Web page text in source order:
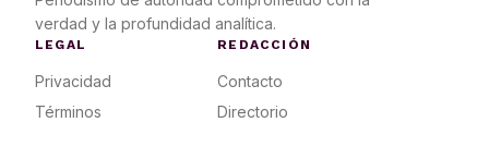
verdad y la profundidad analítica.
LEGAL
Privacidad
Términos
REDACCIÓN
Contacto
Directorio